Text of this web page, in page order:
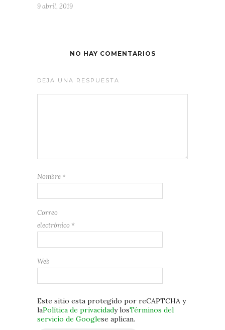
9 abril, 2019
NO HAY COMENTARIOS
DEJA UNA RESPUESTA
Nombre *
Correo
electrónico *
Web
Este sitio esta protegido por reCAPTCHA y
laPolítica de privacidady losTérminos del
servicio de Googlese aplican.